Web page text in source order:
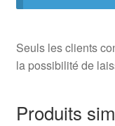
Seuls les clients
la possibilité de
Produits